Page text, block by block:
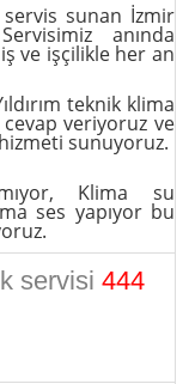
sunan İzmir
anında
ve işçilikle her an
teknik klima
veriyoruz ve
sunuyoruz.
, Klima su
ses yapıyorbu
servisi 444